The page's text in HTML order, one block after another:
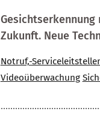
Zukunft. Neue
Notruf,-
Videoüberwachung